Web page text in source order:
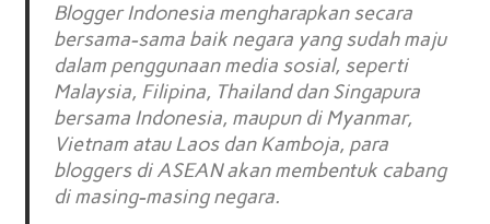
Blogger Indonesia mengharapkan secara
bersama-sama baik negara yang sudah maju
dalam penggunaan media sosial, seperti
Malaysia, Filipina, Thailand dan Singapura
bersama Indonesia, maupun di Myanmar,
Vietnam atau Laos dan Kamboja, para
bloggers di ASEAN akan membentuk cabang
di masing-masing negara.